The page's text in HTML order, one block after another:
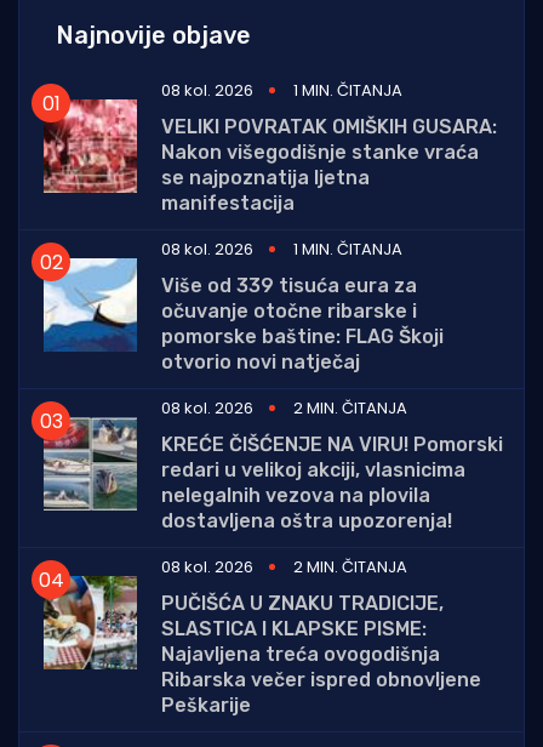
Najnovije objave
08 kol. 2026
1 MIN. ČITANJA
VELIKI POVRATAK OMIŠKIH GUSARA:
Nakon višegodišnje stanke vraća
se najpoznatija ljetna
manifestacija
08 kol. 2026
1 MIN. ČITANJA
Više od 339 tisuća eura za
očuvanje otočne ribarske i
pomorske baštine: FLAG Škoji
otvorio novi natječaj
08 kol. 2026
2 MIN. ČITANJA
KREĆE ČIŠĆENJE NA VIRU! Pomorski
redari u velikoj akciji, vlasnicima
nelegalnih vezova na plovila
dostavljena oštra upozorenja!
08 kol. 2026
2 MIN. ČITANJA
PUČIŠĆA U ZNAKU TRADICIJE,
SLASTICA I KLAPSKE PISME:
Najavljena treća ovogodišnja
Ribarska večer ispred obnovljene
Peškarije